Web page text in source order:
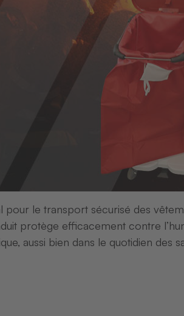
Ordnung zu schaffen. Wir
pour le transport sécurisé des
protège efficacement contre
aussi bien dans le quotidien des